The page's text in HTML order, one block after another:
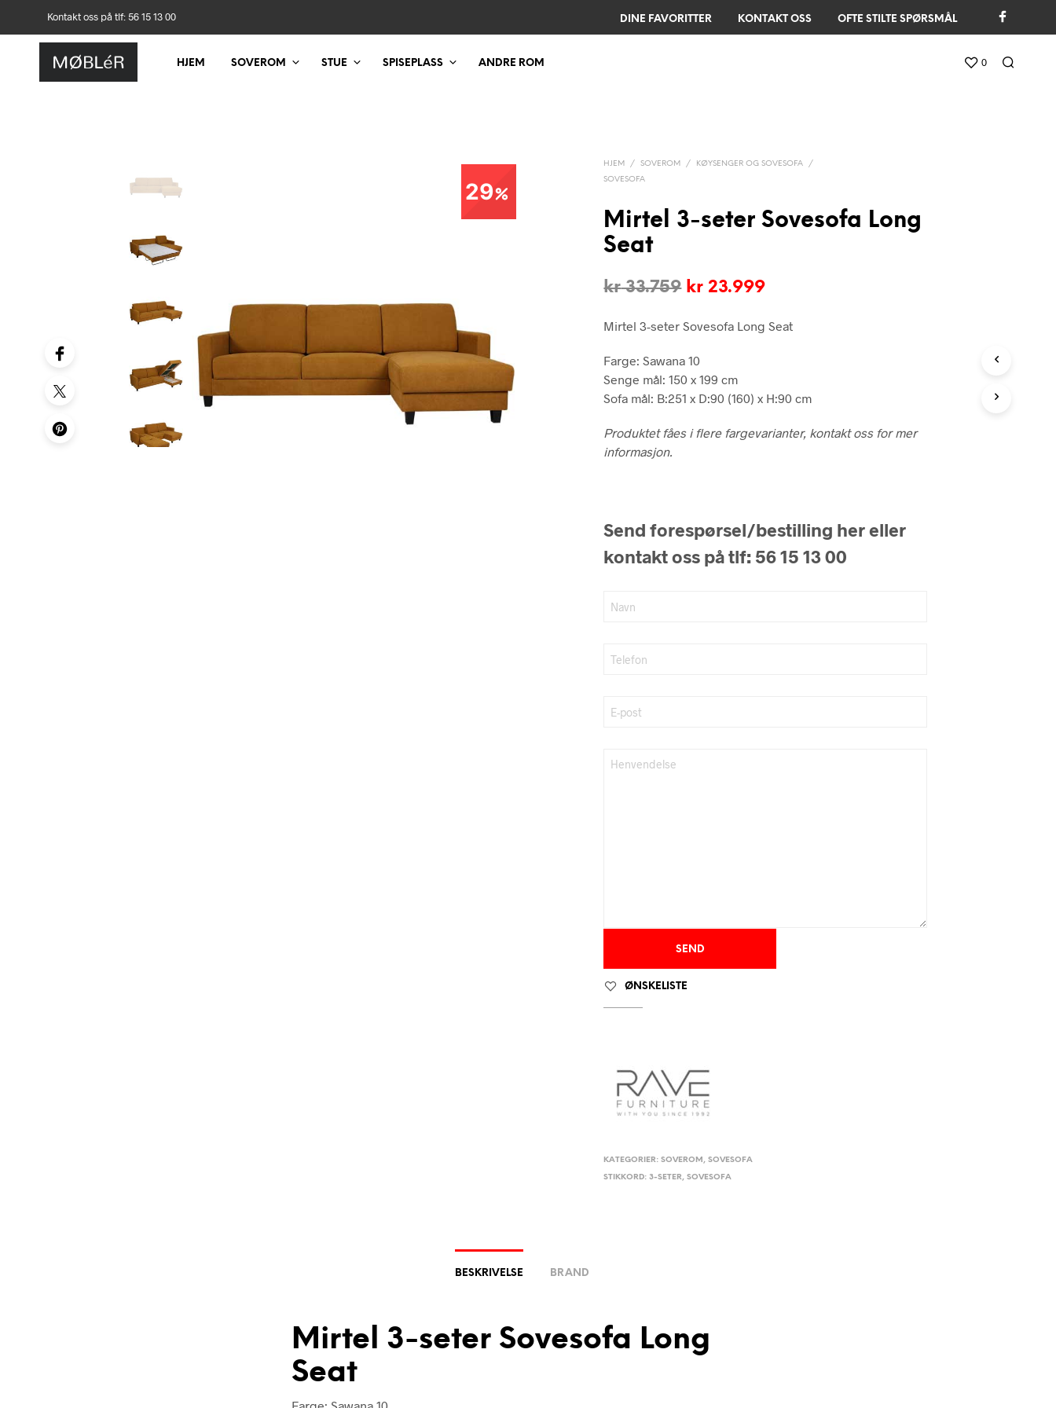
Kontakt oss på tlf: 56 15 13 00 DINE FAVORITTER KONTAKT OSS OFTE STILTE SPØRSMÅL
HJEM SOVEROM STUE SPISEPLASS ANDRE ROM 0
29
HJEM / SOVEROM / KØYSENGER OG SOVESOFA
/
SOVESOFA
Mirtel 3-seter Sovesofa Long
Seat
kr33.759 Opprinnelig
kr 33.759.
kr 23.999Nåværende
Mirtel 3-seter Sovesofa Long Seat
Farge: Sawana 10
Senge mål: 150 x 199 cm
Sofa mål: B:251 x D:90 (160) x H:90 cm
Produktet fåes i flere fargevarianter, kontakt oss for mer
informasjon.
Send forespørsel/bestilling her eller
kontakt oss på tlf: 56 15 13 00
ØNSKELISTE
KATEGORIER:SOVEROM ,SOVESOFA
STIKKORD:3-SETER,SOVESOFA
BESKRIVELSE BRAND
Mirtel 3-seter Sovesofa Long
Seat